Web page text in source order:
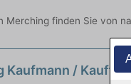
Merching finden Sie von
Kaufmann /